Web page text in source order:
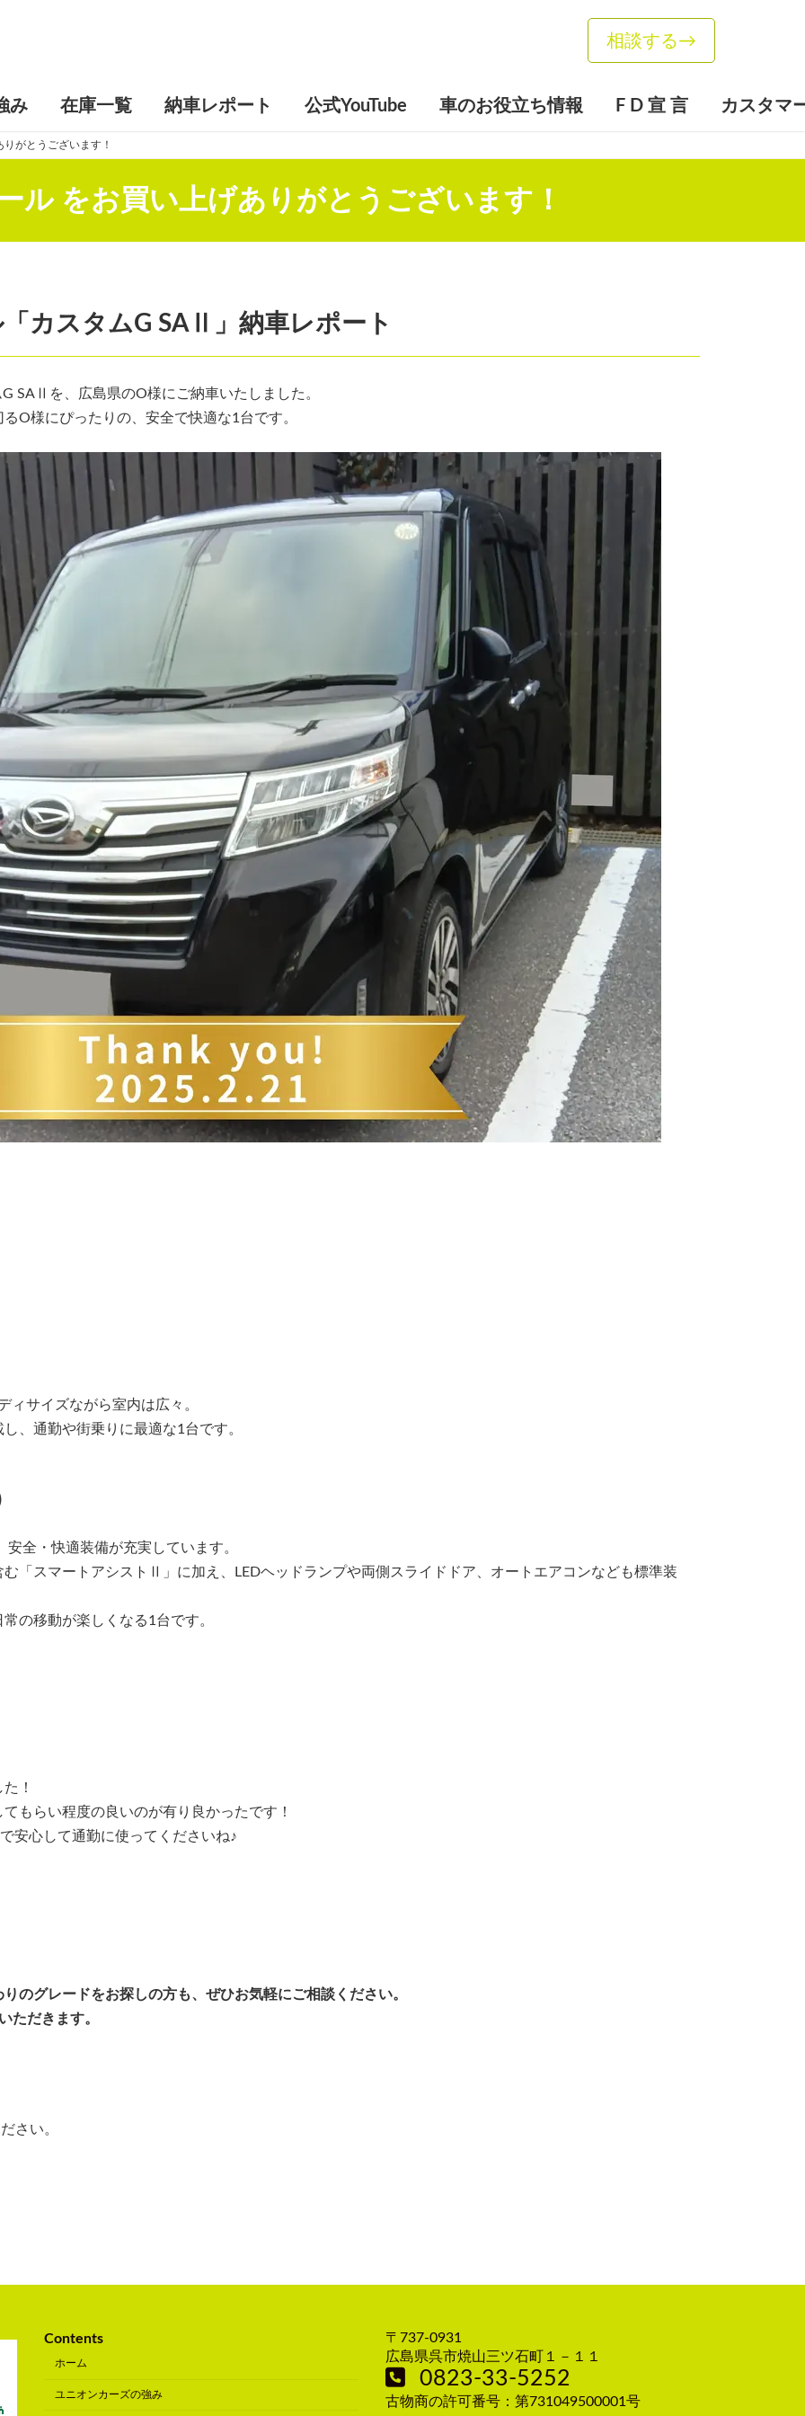
相談する→
み 在庫一覧 納車レポート 公式YouTube 車のお役立ち情報 F D 宣 言 カスタマ
がとうございます！
ル をお買い上げありがとうございます！
カスタムG SAⅡ」納車レポート
SAⅡを、広島県のO様にご納車いたしました。
O様にぴったりの、安全で快適な1台です。
サイズながら室内は広々。
、通勤や街乗りに最適な1台です。
全・快適装備が充実しています。
「スマートアシストⅡ」に加え、LEDヘッドランプや両側スライドドア、オートエアコンなども標準装
の移動が楽しくなる1台です。
！
もらい程度の良いのが有り良かったです！
安心して通勤に使ってくださいね♪
のグレードをお探しの方も、ぜひお気軽にご相談ください。
ただきます。
さい。
Contents
ホーム
ユニオンカーズの強み
〒737-0931
広島県呉市焼山三ツ石町１－１１
0823-33-5252
古物商の許可番号：第731049500001号